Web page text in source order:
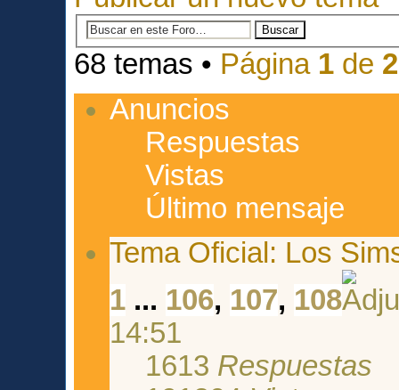
68 temas • Página 1 de 2
Anuncios
Respuestas
Vistas
Último mensaje
Tema Oficial: Los
1 ... 106, 107, 108
14:51
1613 Respuestas